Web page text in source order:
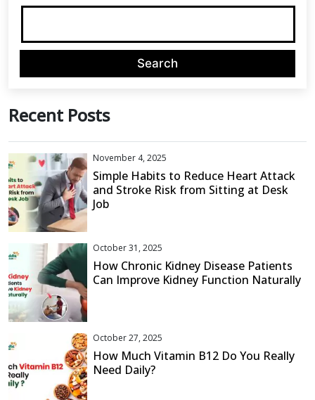
Recent Posts
November 4, 2025
Simple Habits to Reduce Heart Attack
and Stroke Risk from Sitting at Desk
Job
October 31, 2025
How Chronic Kidney Disease Patients
Can Improve Kidney Function Naturally
October 27, 2025
How Much Vitamin B12 Do You Really
Need Daily?